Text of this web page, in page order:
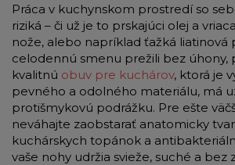
Práca v kuchynskom prostredí so
riziká – či už je to prskajúci olej a
nože, alebo napríklad ťažká liatinová
celodennú smenu prežili bez úhony,
kvalitnú obuv pre kuchárov, ktorá je
pevného a odolného materiálu, má
protišmykovú podrážku. Pre ešte
neváhajte zaobstarať anatomicky
kuchárskych topánok a
vaše nohy udržia svieže, suché a bez